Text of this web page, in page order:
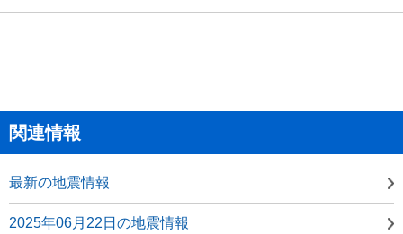
関連情報
最新の地震情報
2025年06月22日の地震情報